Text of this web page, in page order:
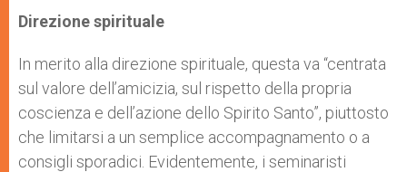
Direzione spirituale
In merito alla direzione spirituale, questa va “centrata
sul valore dell’amicizia, sul rispetto della propria
coscienza e dell’azione dello Spirito Santo”, piuttosto
che limitarsi a un semplice accompagnamento o a
consigli sporadici. Evidentemente, i seminaristi